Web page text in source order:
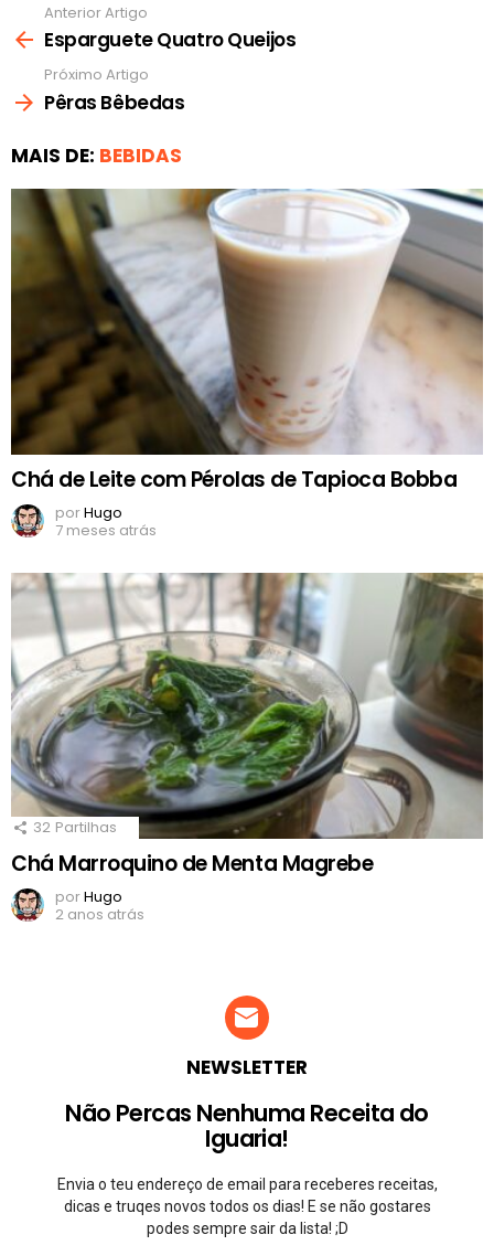
mais
Anterior Artigo
Esparguete Quatro Queijos
Próximo Artigo
Pêras Bêbedas
MAIS DE: BEBIDAS
Chá de Leite com Pérolas de Tapioca Bobba
porHugo
7 meses atrás
32 Partilhas
Chá Marroquino de Menta Magrebe
porHugo
2 anos atrás
NEWSLETTER
Não Percas Nenhuma Receita do
Iguaria!
Envia o teu endereço de email para receberes receitas,
dicas e truqes novos todos os dias! E se não gostares
podes sempre sair da lista! ;D